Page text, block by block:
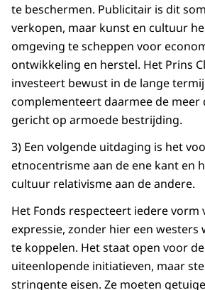
te beschermen. Publicitair is dit
verkopen, maar kunst en cultuur
omgeving te scheppen voor
ontwikkeling en herstel. Het Prins
investeert bewust in de lange
complementeert daarmee de meer
gericht op armoede bestrijding.
3) Een volgende uitdaging is het
etnocentrisme aan de ene kant en
cultuur relativisme aan de andere.
Het Fonds respecteert iedere vorm
expressie, zonder hier een westers
te koppelen. Het staat open voor
uiteenlopende initiatieven, maar
stringente eisen. Ze moeten